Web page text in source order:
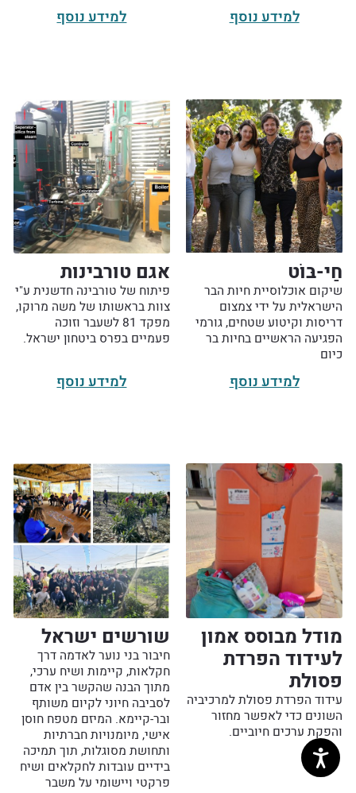
למידע נוסף למידע נוסף
חַי-בּוֹט
שיקום אוכלוסיית חיות הבר
הישראלית על ידי צמצום
דריסות וקיטוע שטחים, גורמי
הפגיעה הראשיים בחיות בר
כיום
למידע נוסף
אגם טורבינות
פיתוח של טורבינה חדשנית ע"י
צוות בראשותו של משה מרוקו,
מפקד 81 לשעבר וזוכה
פעמיים בפרס ביטחון ישראל.
למידע נוסף
מודל מבוסס אמון
לעידוד הפרדת
פסולת
עידוד הפרדת פסולת למרכיביה
השונים כדי לאפשר מחזור
והפקת ערכים חיוביים.
שורשים ישראל
חיבור בני נוער לאדמה דרך
חקלאות, קיימות ושיח ערכי,
מתוך הבנה שהקשר בין אדם
לסביבה חיוני לקיום משותף
ובר-קיימא. המיזם מטפח חוסן
אישי, מיומנויות חברתיות
ותחושת מסוגלות, תוך תמיכה
בידיים עובדות לחקלאים ושיח
פרקטי ויישומי על משבר